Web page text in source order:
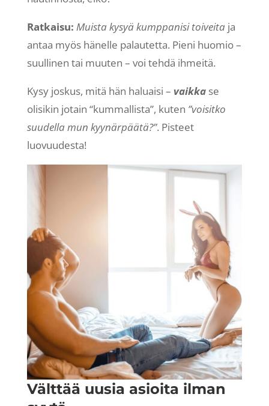
Ratkaisu: Muista kysyä kumppanisi toiveitaja
antaa myös hänelle palautetta. Pieni huomio –
suullinen tai muuten – voi tehdä ihmeitä.
Kysy joskus, mitä hän haluaisi – vaikkase
olisikin jotain “kummallista”, kuten ”voisitko
suudella mun kyynärpäätä?”. Pisteet
luovuudesta!
Välttää uusia asioita ilman